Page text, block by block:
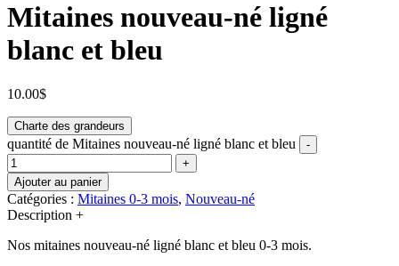
Mitaines nouveau-né ligné
blanc et bleu
10.00$
Charte des grandeurs
quantité de Mitaines nouveau-né ligné blanc et bleu
-
+
Ajouter au panier
Catégories : Mitaines 0-3 mois, Nouveau-né
Description +
Nos mitaines nouveau-né ligné blanc et bleu 0-3 mois.